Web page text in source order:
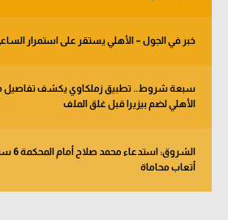
خبر في الجول – الأهلي يستقر على استمرار
سبعة شروط.. تطبيق زملكاوي يكشف تفاصيل
الأهلي لضم بيزيرا قبل غلق الملف
أتعاب محاماة